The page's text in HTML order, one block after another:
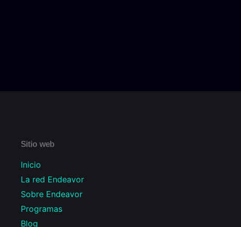
Sitio web
Inicio
La red Endeavor
Sobre Endeavor
Programas
Blog